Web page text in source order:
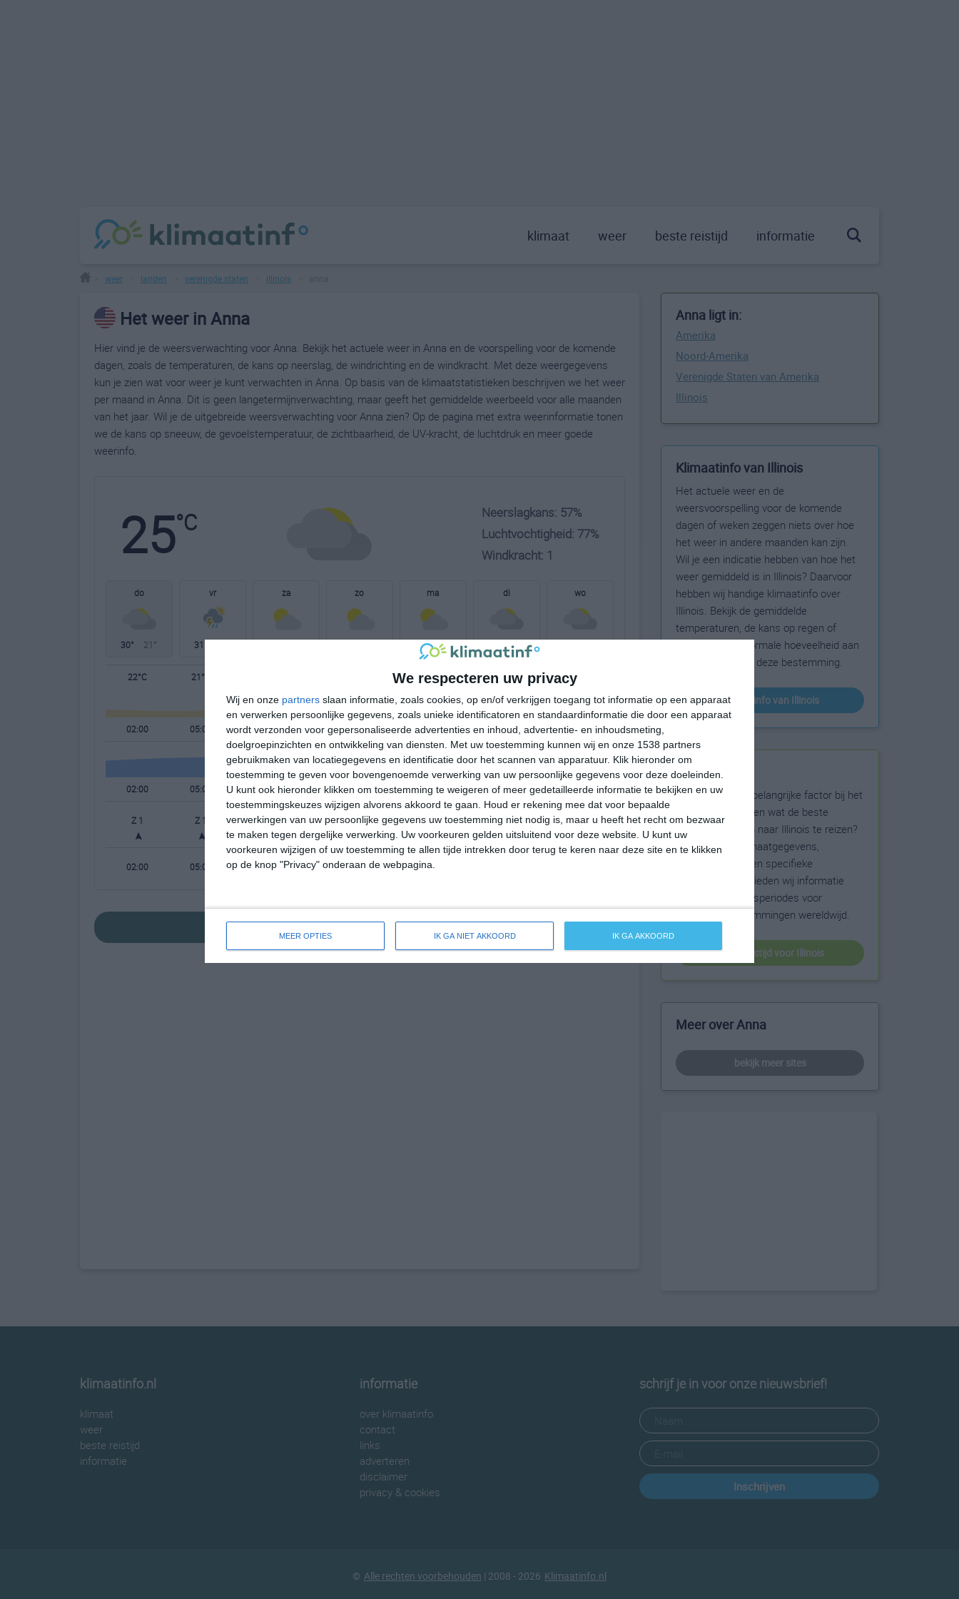
We respecteren uw privacy
Wij en onze partners slaan informatie, zoals cookies, op en/of verkrijgen toegang tot informatie op een apparaat
en verwerken persoonlijke gegevens, zoals unieke identificatoren en standaardinformatie die door een apparaat
wordt verzonden voor gepersonaliseerde advertenties en inhoud, advertentie- en inhoudsmeting,
doelgroepinzichten en ontwikkeling van diensten.
Met uw toestemming kunnen wij en onze 1538 partners
gebruikmaken van locatiegegevens en identificatie door het scannen van apparatuur. Klik hieronder om
toestemming te geven voor bovengenoemde verwerking van uw persoonlijke gegevens voor deze doeleinden.
U kunt ook hieronder klikken om toestemming te weigeren of meer gedetailleerde informatie te bekijken en uw
toestemmingskeuzes wijzigen alvorens akkoord te gaan.
Houd er rekening mee dat voor bepaalde
verwerkingen van uw persoonlijke gegevens uw toestemming niet nodig is, maar u heeft het recht om bezwaar
te maken tegen dergelijke verwerking. Uw voorkeuren gelden uitsluitend voor deze website. U kunt uw
voorkeuren wijzigen of uw toestemming te allen tijde intrekken door terug te keren naar deze site en te klikken
op de knop "Privacy" onderaan de webpagina.
MEER OPTIES IK GA NIET AKKOORD IK GA AKKOORD
klimaat weer beste reistijd informatie
weer landen verenigde staten illinois
Het weer in Anna
Hier vind je de weersverwachting voor Anna. Bekijk het actuele weer in Anna en de voorspelling voor de komende
dagen, zoals de temperaturen, de kans op neerslag, de windrichting en de windkracht. Met deze weergegevens
kun je zien wat voor weer je kunt verwachten in Anna. Op basis van de klimaatstatistieken beschrijven we het weer
per maand in Anna. Dit is geen langetermijnverwachting, maar geeft het gemiddelde weerbeeld voor alle maanden
van het jaar. Wil je de uitgebreide weersverwachting voor Anna zien? Op de pagina met extra weerinformatie tonen
we de kans op sneeuw, de gevoelstemperatuur, de zichtbaarheid, de UV-kracht, de luchtdruk en meer goede
weerinfo.
25°C
Neerslagkans: 57%
Luchtvochtigheid: 77%
Windkracht: 1
do
30° 21°
vr
31°
za zo ma
33° 23°
di
22°
wo
22°C 21°C 29°C 29°C 26°C 24°C
02:00 05:00 08:00 11:00 14:00 17:00 20:00 23:00
02:00 05:00 08:00 11:00 14:00 17:00 20:00 23:00
Z 1 Z 1 W 1 NO 1 ONO 1 ZZO 2 ZO 1 ZO 1
02:00 05:00 08:00 11:00 14:00
bekijk de uitgebreide weersverwachting voor Anna
Anna ligt in:
Amerika
Noord-Amerika
Verenigde Staten van Amerika
Illinois
Klimaatinfo van Illinois
Het actuele weer en de
weersvoorspelling voor de komende
dagen of weken zeggen niets over hoe
het weer in andere maanden kan zijn.
Wil je een indicatie hebben van hoe het
weer gemiddeld is in Illinois? Daarvoor
hebben wij handige klimaatinfo over
Illinois. Bekijk de gemiddelde
temperaturen, de kans op regen of
sneeuw en de normale hoeveelheid aan
zonneschijn voor deze bestemming.
klimaatinfo van Illinois
Beste reistijd
Het weer is een belangrijke factor bij het
reizen. Wil je weten wat de beste
maanden zijn om naar Illinois te reizen?
Op basis van klimaatgegevens,
weersextremen en specifieke
weerinformatie bieden wij informatie
over de beste reisperiodes voor
duizenden bestemmingen wereldwijd.
beste reistijd voor Illinois
Meer over Anna
bekijk meer sites
klimaatinfo.nl
klimaat
weer
beste reistijd
informatie
informatie
over klimaatinfo
contact
links
adverteren
disclaimer
privacy & cookies
schrijf je in voor onze nieuwsbrief!
Inschrijven
© Alle rechten voorbehouden | 2008 - 2026 Klimaatinfo.nl